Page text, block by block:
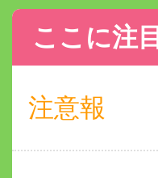
ここに注目
注意報